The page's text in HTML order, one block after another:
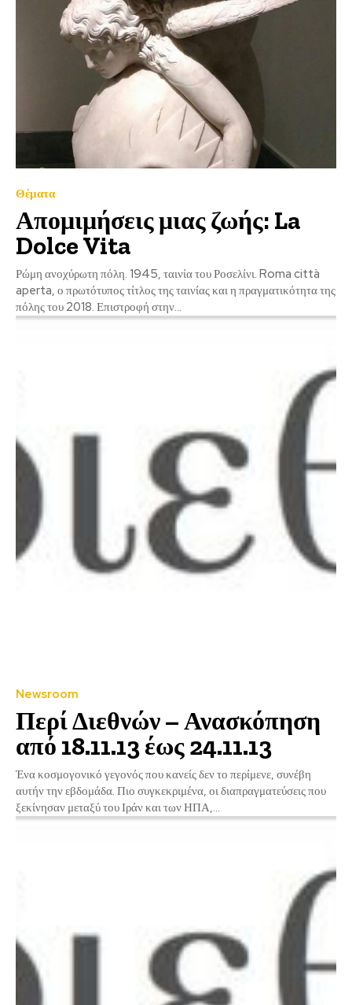
Θέματα
Απομιμήσεις μιας ζωής: La
Dolce Vita
Ρώμη ανοχύρωτη πόλη. 1945, ταινία του Ροσελίνι. Roma città
aperta, ο πρωτότυπος τίτλος της ταινίας και η πραγματικότητα της
πόλης του 2018. Επιστροφή στην...
Newsroom
Περί Διεθνών – Ανασκόπηση
από 18.11.13 έως 24.11.13
Ένα κοσμογονικό γεγονός που κανείς δεν το περίμενε, συνέβη
αυτήν την εβδομάδα. Πιο συγκεκριμένα, οι διαπραγματεύσεις που
ξεκίνησαν μεταξύ του Ιράν και των ΗΠΑ,...